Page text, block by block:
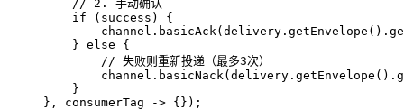
// 2. 手动确认
if (success) {
    }
else {
// 失败则重新投递（最多3次）
    }
}, consumerTag -> {});